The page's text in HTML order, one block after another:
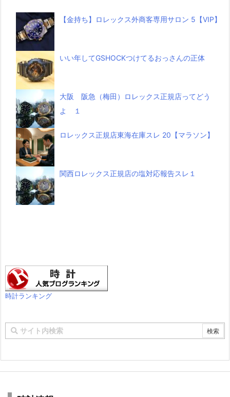
【金持ち】ロレックス外商客専用サロン 5【VIP】
いい年してGSHOCKつけてるおっさんの正体
大阪 阪急（梅田）ロレックス正規店ってどう
よ １
ロレックス正規店東海在庫スレ 20【マラソン】
関西ロレックス正規店の塩対応報告スレ１
時計ランキング